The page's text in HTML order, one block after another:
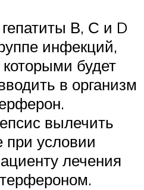
В, С и D
инфекций,
будет
в организм
вылечить
при условии
лечения